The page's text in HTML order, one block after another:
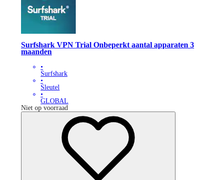
Surfshark VPN Trial Onbeperkt aantal apparaten 3
maanden
•
Surfshark
•
Sleutel
•
GLOBAL
Niet op voorraad